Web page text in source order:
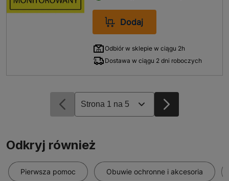
Dodaj
Odbiór w sklepie w ciągu 2h
Dostawa w ciągu 2 dni roboczych
Odkryj również
Pierwsza pomoc Obuwie ochronne i akcesoria